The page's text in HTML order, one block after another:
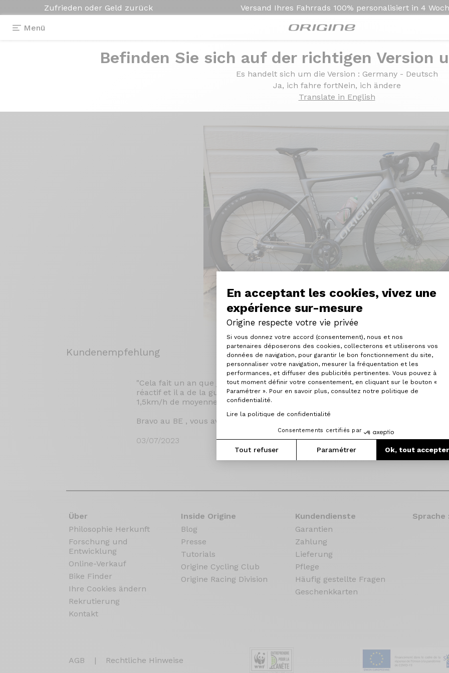
En acceptant les cookies, vivez une
expérience sur-mesure
Origine respecte votre vie privée
Plateforme de Gestion du
Si vous donnez votre accord (consentement), nous et nos
partenaires déposerons des cookies, collecterons et utiliserons vos
données de navigation, pour garantir le bon fonctionnement du site,
personnaliser votre navigation, mesurer la fréquentation et les
performances, et diffuser des publicités pertinentes. Vous pouvez à
tout moment définir votre consentement, en cliquant sur le bouton «
Paramétrer ». Pour en savoir plus, consultez notre politique de
confidentialité.
Lire la politique de confidentialité
Consentements certifiés par
Tout refuser Paramétrer Ok, tout accepter
Axeptio consent
Zufrieden oder Geld zurück Versand Ihres Fahrrads 100% personalisiert in 4
Menü
Befinden Sie sich auf der richtigen Version
Es handelt sich um die Version : Germany - Deutsch
Ja, ich fahre fortNein, ich ändere
Translate in English
Erfahrungsberichte>Fraxion GTR - Sram Force 22 - Prymahl Orion C50 R
- Sram Force 22 - Prymahl
Kundenempfehlung
"Cela fait un an que j’ai pris possession de mon fraxxion et ce n’est que du
réactif et il a de la gueule. Je compte plus le nombre de cyclo qui m’interpelle.
1,5km/h de moyenne sur mes sorties.
Bravo au BE , vous avez fait du bon boulot"
03/07/2023
Über
Philosophie Herkunft
Forschung und
Entwicklung
Online-Verkauf
Bike Finder
Ihre Cookies ändern
Rekrutierung
Kontakt
Inside Origine
Blog
Presse
Tutorials
Origine Cycling Club
Origine Racing Division
Kundendienste
Garantien
Zahlung
Lieferung
Pflege
Häufig gestellte Fragen
Geschenkkarten
Sprache :
AGB | Rechtliche Hinweise